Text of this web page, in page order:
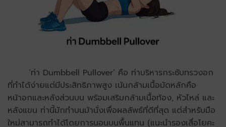
‘ท่า Dumbbell Pullover’ คือ ท่าบริหารกระชับทรวงอก
ที่ทำได้ง่ายแต่มีประสิทธิภาพสูง เน้นกล้ามเนื้อมัดหลักคือ
หน้าอกและหลังส่วนบน พร้อมเสริมกล้ามเนื้อท้อง, หัวไหล่ และ
หลังแขน ท่านี้มักทำบนม้านั่งเพื่อผลลัพธ์ที่ดีที่สุด แต่สำหรับมือ
ใหม่สามารถทำได้โดยการนอนบนพื้นแทน (แนะนำรองเสื่อโยคะ